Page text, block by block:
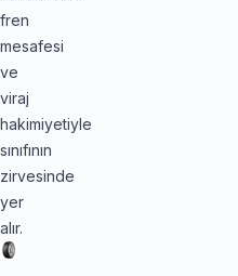
fren
mesafesi
ve
viraj
hakimiyetiyle
sınıfının
zirvesinde
yer
alır.